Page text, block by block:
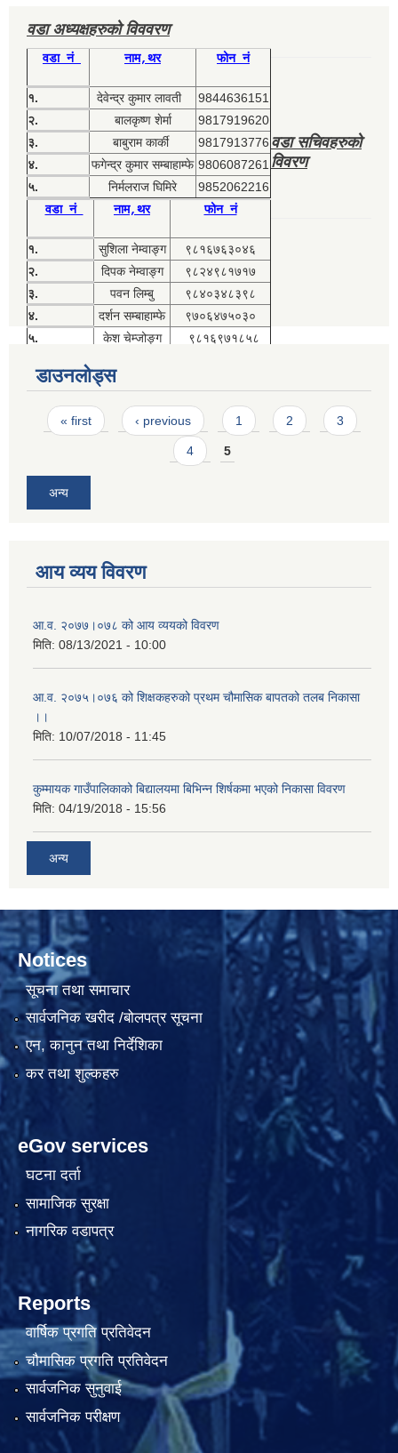
वडा अध्यक्षहरुको विववरण
वडा नं नाम,थर फोन नं
१. देवेन्द्र कुमार लावती
9844636151
२.
बालकृष्ण शेर्मा
9817919620
३.
बाबुराम कार्की
9817913776
४.
फगेन्द्र कुमार सम्बाहाम्फे 9806087261
५.
निर्मलराज घिमिरे 9852062216
वडा सचिवहरुको
विवरण
वडा नं नाम,थर फोन नं
१. सुशिला नेम्वाङ्ग
९८१६७६३०४६
२.
दिपक नेम्वाङ्ग
९८२४९८१७१७
३.
पवन लिम्बु
९८४०३४८३९८
४.
दर्शन सम्बाहाम्फे
९७०६४७५०३०
५.
केश चेम्जोङ्ग ९८१६९७१८५८
डाउनलोड्स
Pages
« first ‹ previous 1 2 3
4 5
अन्य
आय व्यय विवरण
आ.व. २०७७।०७८ को आय व्ययको विवरण
मिति: 08/13/2021 - 10:00
आ.व. २०७५।०७६ को शिक्षकहरुको प्रथम चौमासिक बापतको तलब निकासा
।।
मिति: 10/07/2018 - 11:45
कुम्मायक गाउँपालिकाको बिद्यालयमा बिभिन्न शिर्षकमा भएको निकासा विवरण
मिति: 04/19/2018 - 15:56
अन्य
Notices
सूचना तथा समाचार
सार्वजनिक खरीद /बोलपत्र सूचना
एन, कानुन तथा निर्देशिका
कर तथा शुल्कहरु
eGov services
घटना दर्ता
सामाजिक सुरक्षा
नागरिक वडापत्र
Reports
वार्षिक प्रगति प्रतिवेदन
चौमासिक प्रगति प्रतिवेदन
सार्वजनिक सुनुवाई
सार्वजनिक परीक्षण